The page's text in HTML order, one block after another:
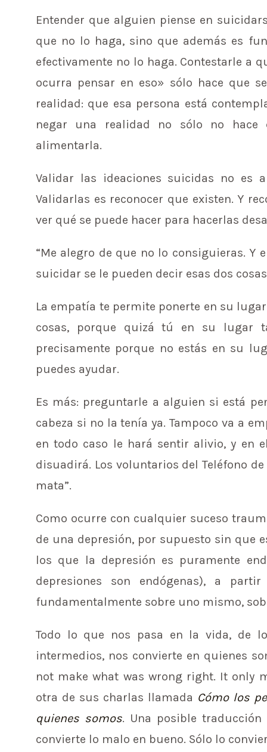
Entender que alguien piense en
que no lo haga, sino que además es
efectivamente no lo haga. Contestarle a
ocurra pensar en eso» sólo hace que
realidad: que esa persona está
negar una realidad no sólo no hace
alimentarla.
Validar las ideaciones suicidas no
Validarlas es reconocer que existen. Y
ver qué se puede hacer para hacerlas
“Me alegro de que no lo consiguieras. Y
suicidar se le pueden decir esas dos
La empatía te permite ponerte en su
cosas, porque quizá tú en su lugar
precisamente porque no estás en su
puedes ayudar.
Es más: preguntarle a alguien si está
cabeza si no la tenía ya. Tampoco va a
en todo caso le hará sentir alivio, y en
disuadirá. Los voluntarios del Teléfono
mata”.
Como ocurre con cualquier suceso
de una depresión, por supuesto sin que
los que la depresión es puramente
depresiones son endógenas), a
fundamentalmente sobre uno mismo,
Todo lo que nos pasa en la vida, de
intermedios, nos convierte en quienes
not make what was wrong right. It only
otra de sus charlas llamada Cómo los
quienes somos. Una posible
convierte lo malo en bueno. Sólo lo